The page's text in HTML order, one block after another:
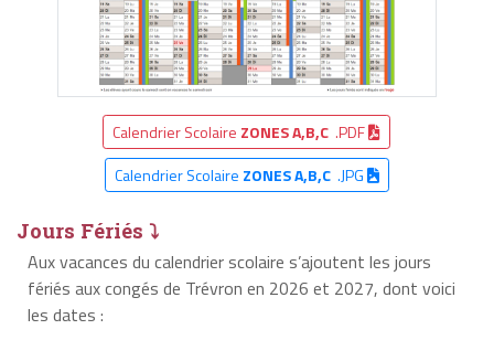
Calendrier Scolaire ZONES A,B,C .PDF
Calendrier Scolaire ZONES A,B,C.JPG
Jours Fériés ⤵
Aux vacances du calendrier scolaire s’ajoutent les jours
fériés aux congés de Trévron en 2026 et 2027, dont voici
les dates :